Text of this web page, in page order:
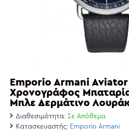
Emporio Armani Aviator
Χρονογράφος
Μπλε Δερμάτινο
Διαθεσιμότητα: Σε Απόθεμα
Κατασκευαστής: Emporio Armani